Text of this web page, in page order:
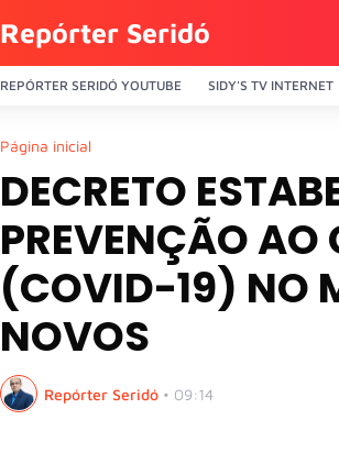
Repórter Seridó
REPÓRTER SERIDÓ YOUTUBE SIDY'S TV INTERNET
Página inicial
DECRETO
PREVENÇÃO
(COVID-19) NO
NOVOS
Repórter Seridó • 09:14